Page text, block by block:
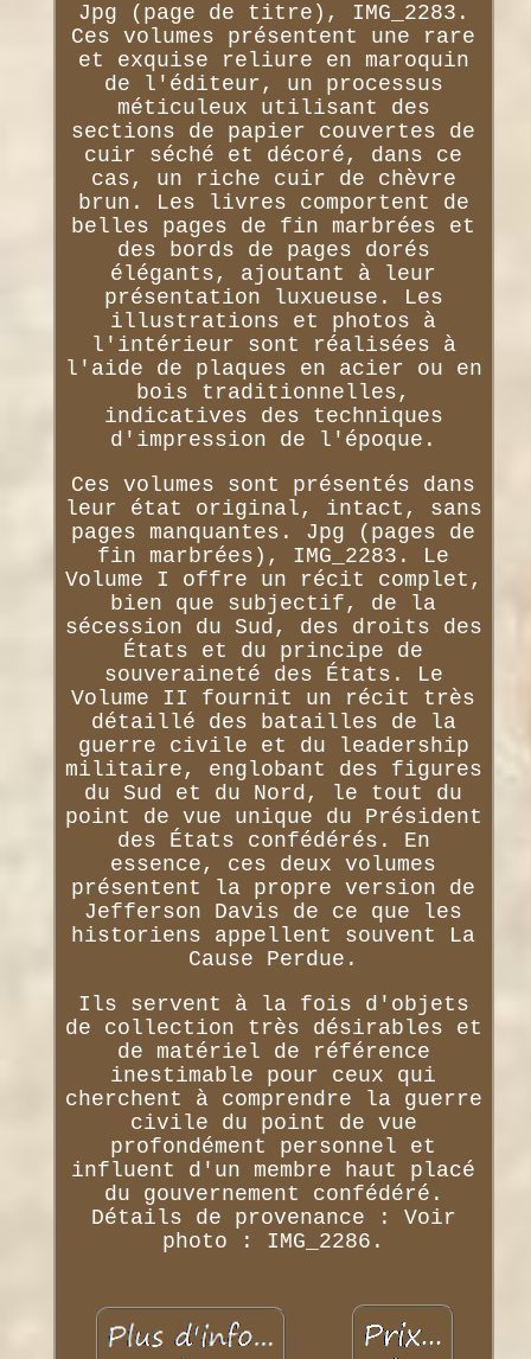
Jpg (page de titre), IMG_2283.
Ces volumes présentent une rare
et exquise reliure en maroquin
de l'éditeur, un processus
méticuleux utilisant des
sections de papier couvertes de
cuir séché et décoré, dans ce
cas, un riche cuir de chèvre
brun. Les livres comportent de
belles pages de fin marbrées et
des bords de pages dorés
élégants, ajoutant à leur
présentation luxueuse. Les
illustrations et photos à
l'intérieur sont réalisées à
l'aide de plaques en acier ou en
bois traditionnelles,
indicatives des techniques
d'impression de l'époque.
Ces volumes sont présentés dans
leur état original, intact, sans
pages manquantes. Jpg (pages de
fin marbrées), IMG_2283. Le
Volume I offre un récit complet,
bien que subjectif, de la
sécession du Sud, des droits des
États et du principe de
souveraineté des États. Le
Volume II fournit un récit très
détaillé des batailles de la
guerre civile et du leadership
militaire, englobant des figures
du Sud et du Nord, le tout du
point de vue unique du Président
des États confédérés. En
essence, ces deux volumes
présentent la propre version de
Jefferson Davis de ce que les
historiens appellent souvent La
Cause Perdue.
Ils servent à la fois d'objets
de collection très désirables et
de matériel de référence
inestimable pour ceux qui
cherchent à comprendre la guerre
civile du point de vue
profondément personnel et
influent d'un membre haut placé
du gouvernement confédéré.
Détails de provenance : Voir
photo : IMG_2286.